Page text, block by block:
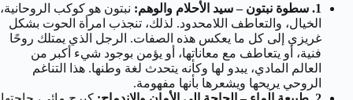
1. سطوة نبتون – سيد الأحلام والوهم:
نبتون هو كوكب الروحانية،
الخيال، والتعاطف اللامحدود. لذلك، تنجذب امرأة الحوت بشكل
غريزي إلى كل ما يعكس هذه الصفات. الرجل الذي يمتلك روحًا
فنية، أو يتعاطف مع معاناتها، أو يؤمن بوجود شيء أكبر من
العالم المادي، يبدو لها وكأنه يتحدث لغة وطنها. هذا التناغم
الروحي يريحها ويشعرها بأنها مفهومة.